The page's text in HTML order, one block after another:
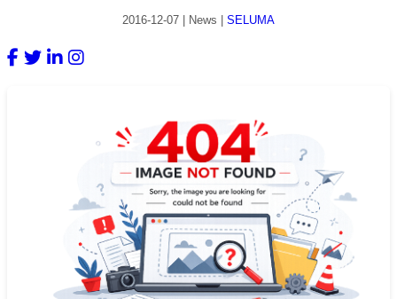
2016-12-07 News SELUMA